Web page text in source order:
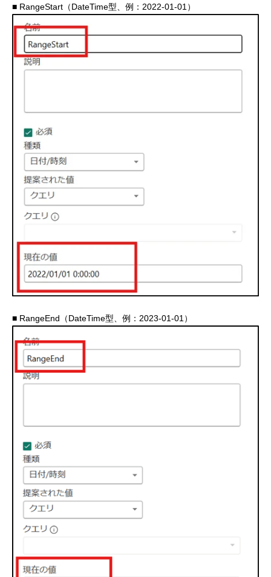
■ RangeStart（DateTime型、例：2022-01-01）
■ RangeEnd（DateTime型、例：2023-01-01）